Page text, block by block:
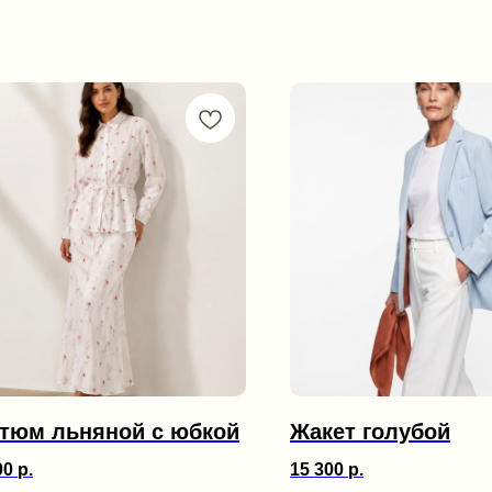
льняной с юбкой
р.
Жакет голубой
15 300 р.